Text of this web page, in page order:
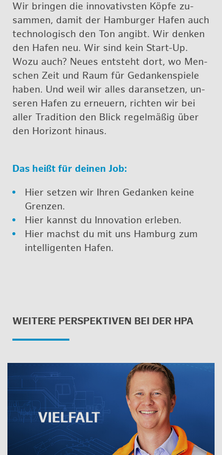
Wir brin­gen die in­no­va­tivs­ten Köpfe zu­
sam­men, damit der Ham­bur­ger Hafen auch
tech­no­lo­gisch den Ton an­gibt. Wir den­ken
den Hafen neu. Wir sind kein Start-Up.
Wozu auch? Neues ent­steht dort, wo Men­
schen Zeit und Raum für Ge­dan­ken­spie­le
haben. Und weil wir alles dar­an­set­zen, un­
se­ren Hafen zu er­neu­ern, rich­ten wir bei
aller Tra­di­ti­on den Blick re­gel­mä­ßig über
den Ho­ri­zont hin­aus.
Das heißt für dei­nen Job:
Hier set­zen wir Ihren Ge­dan­ken keine
Gren­zen.
Hier kannst du In­no­va­ti­on er­le­ben.
Hier machst du mit uns Ham­burg zum
in­tel­li­gen­ten Hafen.
WEI­TE­RE PER­SPEK­TI­VEN BEI DER HPA